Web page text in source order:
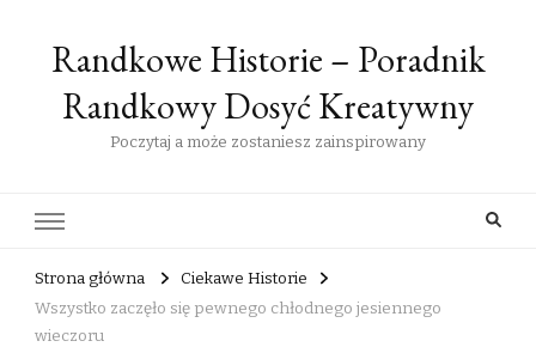
Randkowe Historie – Poradnik
Randkowy Dosyć Kreatywny
Poczytaj a może zostaniesz zainspirowany
Strona główna
Ciekawe Historie
Wszystko zaczęło się pewnego chłodnego jesiennego
wieczoru